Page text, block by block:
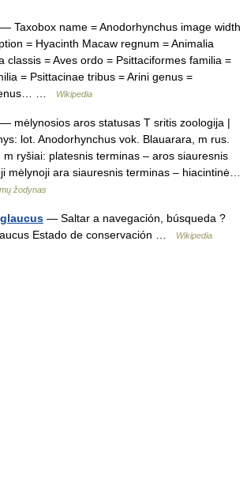
— Taxobox name = Anodorhynchus image width
= Hyacinth Macaw regnum = Animalia
classis = Aves ordo = Psittaciformes familia =
= Psittacinae tribus = Arini genus =
…
Wikipedia
— mėlynosios aros statusas T sritis zoologija |
lot. Anodorhynchus vok. Blauarara, m rus.
m ryšiai: platesnis terminas – aros siauresnis
mėlynoji ara siauresnis terminas – hiacintinė…
žodynas
— Saltar a navegación, búsqueda ?
Estado de conservación …
Wikipedia